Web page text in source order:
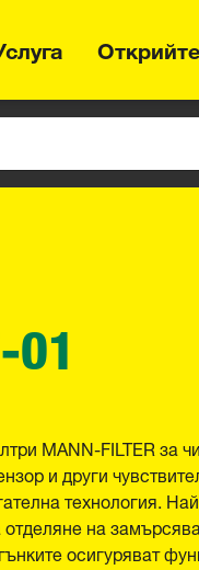
Открийте
01
MANN-FILTER за
и други
технология.
на
осигуряват